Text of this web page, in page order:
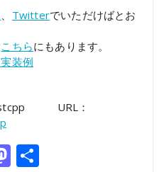
、 Twitterでいただけばとお
こちらにもあります。
装例
URL：
Mastodon